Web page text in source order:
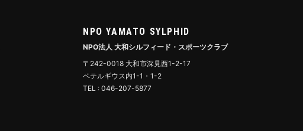
NPO YAMATO SYLPHID
NPO法人 大和シルフィード・スポーツクラブ
〒242-0018 大和市深見西1-2-17
ベテルギウス内1-1・1-2
TEL : 046-207-5877